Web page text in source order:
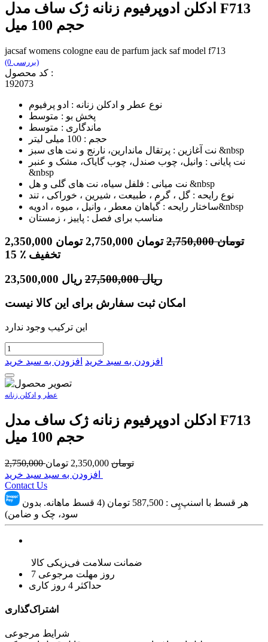
ادکلن ادوپرفیوم زنانه ژک ساف مدل F713
حجم 100 میل
jacsaf womens cologne eau de parfum jack saf model f713
(0 بررسی)
کد محصول :
192073
نوع عطر و ادکلن زنانه : ادو پرفیوم
پخش بو : متوسط
ماندگاری : متوسط
حجم : 100 میلی لیتر
نت آغازین : پرتقال ماندارین، نارنج و نت های سبز &nbsp
نت پایانی : وانیل، چوب صندل، چوب گایاک، مشک و عنبر
&nbsp
نت میانی : فلفل سیاه، نت های گلی و هل &nbsp
نوع رایحه : گل ، گرم ، طبیعت ، شیرین ، خوراکی ، تند
ساختار رایحه : گیاهان معطر ، وانیل ، میوه ، ادویه&nbsp
مناسب برای فصل : پاییز ، زمستان
2,350,000 تومان 2,750,000تومان 2,750,000 تومان
15
٪ تخفیف
23,500,000 ریال 27,500,000 ریال
امکان ثبت سفارش برای این کالا نیست
این ترکیب وجود ندارد
افزودن به سبد خرید افزودن به سبد خرید
عطر و ادکلن زنانه
ادکلن ادوپرفیوم زنانه ژک ساف مدل F713
حجم 100 میل
2,750,000 تومان 2,350,000 تومان
Contact Us
هر قسط با اسنپ‌پِی : 587,500
تومان (4 قسط ماهانه. بدون
سود، چک و ضامن)
ضمانت سلامت فیزیکی کالا
7 روز مهلت مرجوعی
حداکثر 4 روز کاری
اشتراک‌گذاری
شرایط مرجوعی